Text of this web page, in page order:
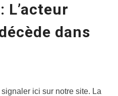
dans
ici sur notre site. La